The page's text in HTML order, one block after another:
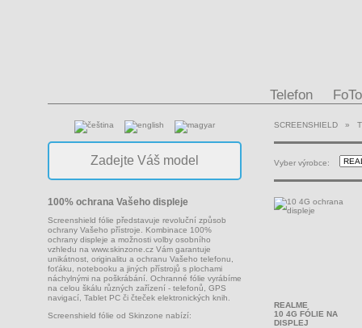
Telefon FoTo
100% ochrana Vašeho displeje
Screenshield fólie představuje revoluční způsob
ochrany Vašeho přístroje. Kombinace 100%
ochrany displeje a možnosti volby osobního
vzhledu na www.skinzone.cz Vám garantuje
unikátnost, originalitu a ochranu Vašeho telefonu,
foťáku, notebooku a jiných přístrojů s plochami
náchylnými na poškrábání. Ochranné fólie vyrábíme
na celou škálu různých zařízení - telefonů, GPS
navigací, Tablet PC či čteček elektronických knih.
Screenshield fólie od Skinzone nabízí:
SCREENSHIELD »
Vyber výrobce:
REALME
10 4G FÓLIE NA
DISPLEJ